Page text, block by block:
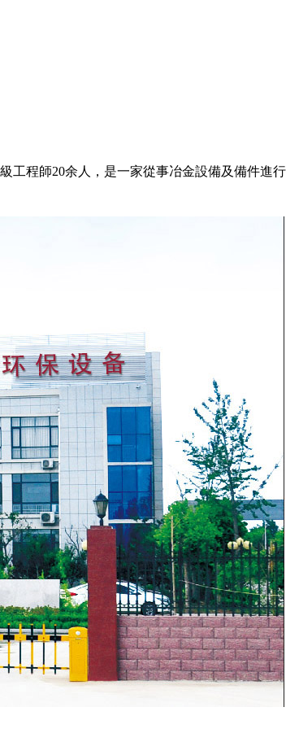
工程師20余人，是一家從事冶金設備及備件進行